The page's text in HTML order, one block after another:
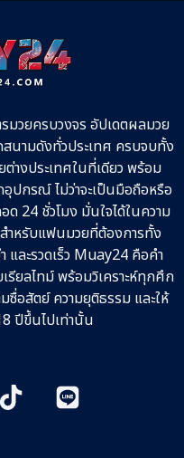
มวยครบวงจร อัปเดตผลมวย
นามดังทั่วประเทศ ครบจบทั้ง
างประเทศในที่เดียว พร้อม
ปกรณ์ ไม่ว่าจะเป็นมือถือหรือ
24 ชั่วโมง มั่นใจได้ในความ
ำหรับแฟนมวยที่ต้องการทั้ง
ละรวดเร็ว Muay24 คือคำ
ยลไทม์ พร้อมวิเคราะห์ทุกศึก
ซื่อสัตย์ ความยุติธรรม และให้
ปีขึ้นไปเท่านั้น